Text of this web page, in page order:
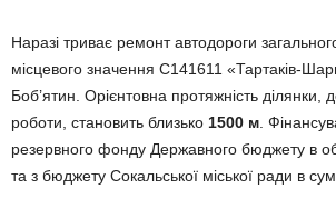
Наразі триває ремонт автодороги
місцевого значення С141611 «Тартаків-
Боб’ятин. Орієнтовна протяжність ділянки,
роботи, становить близько 1500 м.
резервного фонду Державного бюджету в
та з бюджету Сокальської міської ради в